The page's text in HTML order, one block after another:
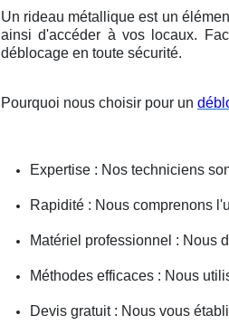
Un rideau métallique est un
ainsi d'accéder à vos locaux.
déblocage en toute sécurité.
Pourquoi nous choisir pour un
Expertise : Nos techniciens
Rapidité : Nous comprenons
Matériel professionnel : Nous
Méthodes efficaces : Nous
Devis gratuit : Nous vous